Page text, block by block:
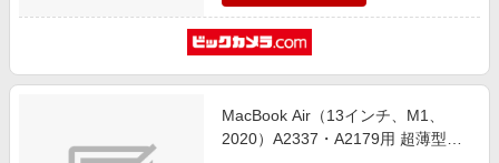
MacBook Air（13インチ、M1、
2020）A2337・A2179用 超薄型保